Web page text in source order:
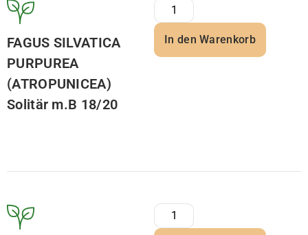
FAGUS SILVATICA
PURPUREA
(ATROPUNICEA)
Solitär m.B 18/20
In den Warenkorb